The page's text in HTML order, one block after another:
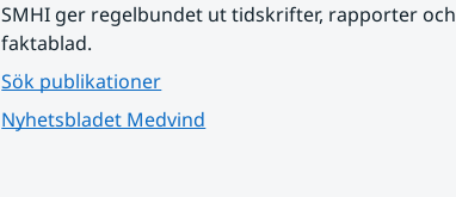
SMHI ger regelbundet ut tidskrifter, rapporter och
faktablad.
Sök publikationer
Nyhetsbladet Medvind